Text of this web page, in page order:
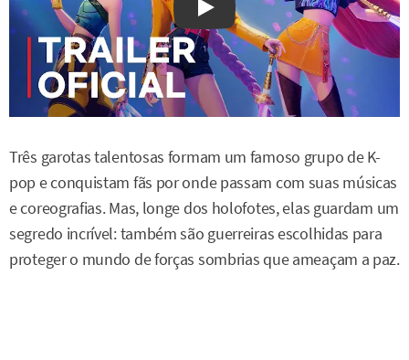
Watch on YouTube
Três garotas talentosas formam um famoso grupo de K-
pop e conquistam fãs por onde passam com suas músicas
e coreografias. Mas, longe dos holofotes, elas guardam um
segredo incrível: também são guerreiras escolhidas para
proteger o mundo de forças sombrias que ameaçam a paz.